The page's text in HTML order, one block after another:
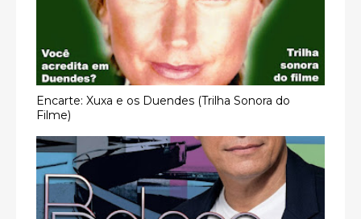
Encarte: Xuxa e os Duendes (Trilha Sonora do
Filme)